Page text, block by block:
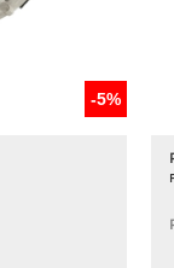
-5%